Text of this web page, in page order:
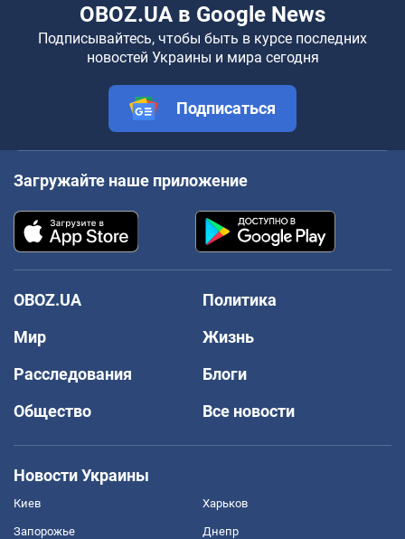
OBOZ.UA в Google News
Подписывайтесь, чтобы быть в курсе последних
новостей Украины и мира сегодня
Подписаться
Загружайте наше приложение
OBOZ.UA
Политика
Мир
Жизнь
Расследования
Блоги
Общество
Все новости
Новости Украины
Киев Харьков
Запорожье Днепр